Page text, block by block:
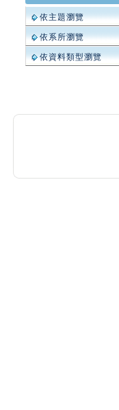
依主題瀏覽
依系所瀏覽
依資料類型瀏覽